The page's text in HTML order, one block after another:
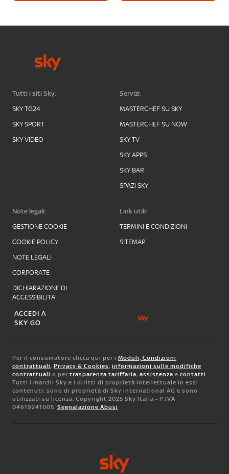
Tutti i siti Sky:
SKY TG24
SKY SPORT
SKY VIDEO
Servizi:
MASTERCHEF SU SKY
MASTERCHEF SU NOW
SKY TV
SKY APPS
SKY BAR
SPAZI SKY
Note legali:
GESTIONE COOKIE
COOKIE POLICY
NOTE LEGALI
CORPORATE
DICHIARAZIONE DI
ACCESSIBILITA'
Link utili:
TERMINI E CONDIZIONI
SITEMAP
ACCEDI A
SKY GO
Per il consumatore clicca qui per i Moduli, Condizioni
contrattuali, Privacy & Cookies, informazioni sulle modifiche
contrattuali o per trasparenza tariffaria, assistenza e contatti.
Tutti i marchi Sky e i diritti di proprietà intellettuale in essi
contenuti, sono di proprietà di Sky international AG e sono
utilizzati su licenza. Copyright 2025 Sky Italia - P.IVA
04619241005. Segnalazione Abusi